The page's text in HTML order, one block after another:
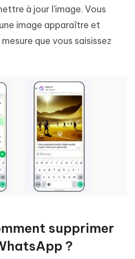
à jour l'image. Vous
image apparaître et
que vous saisissez
supprimer
?